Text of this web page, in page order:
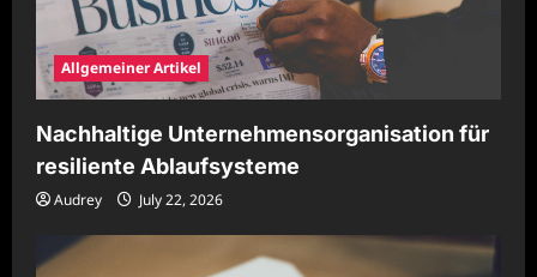
Allgemeiner Artikel
Nachhaltige Unternehmensorganisation für
resiliente Ablaufsysteme
Audrey July 22, 2026